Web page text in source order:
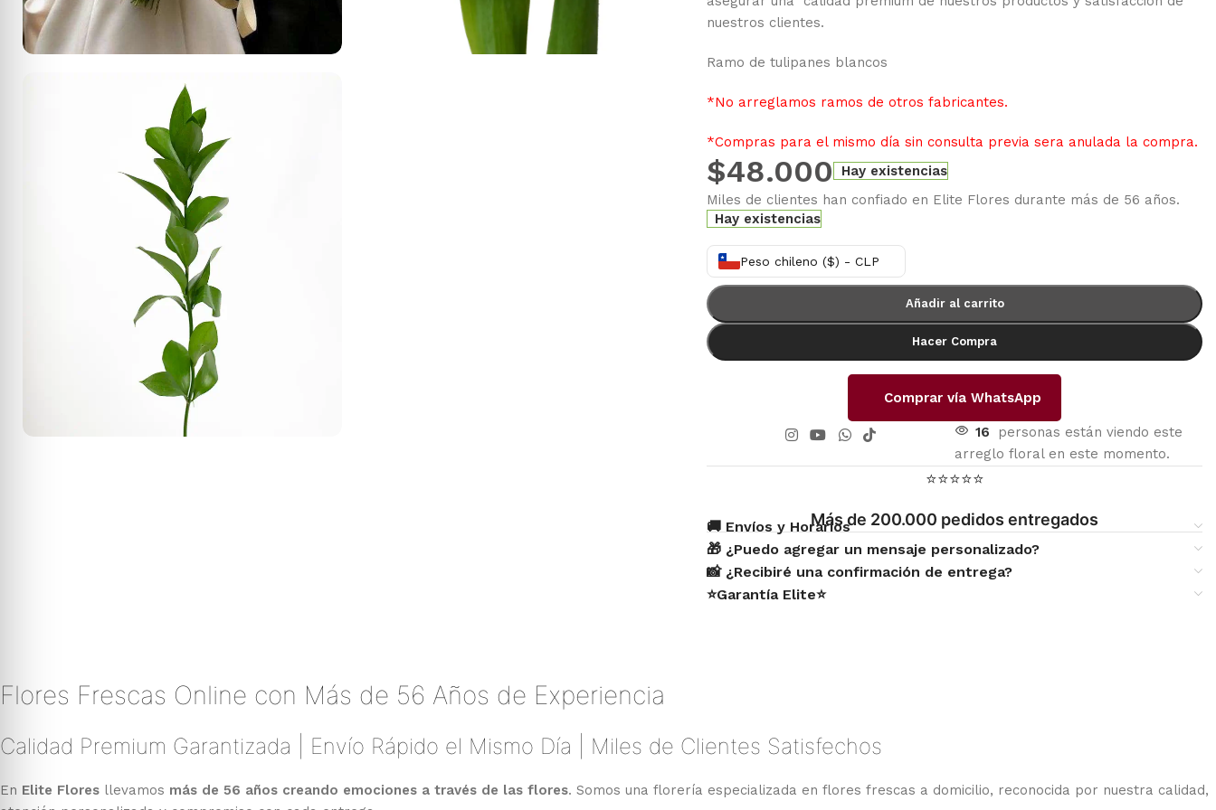
nuestros clientes.
Ramo de tulipanes blancos
*No arreglamos ramos de otros fabricantes.
*Compras para el mismo día sin consulta previa sera anulada la compra.
$48.000 Hay existencias
Miles de clientes han confiado en Elite Flores durante más de 56 años.
Hay existencias
Peso chileno ($) - CLP
Añadir al carrito
Hacer Compra
Comprar vía WhatsApp
16
personas están viendo este
arreglo floral en este momento.
⭐⭐⭐⭐⭐
Más de 200.000 pedidos entregados
🚚 Envíos y Horarios
🎁 ¿Puedo agregar un mensaje personalizado?
📸 ¿Recibiré una confirmación de entrega?
⭐Garantía Elite⭐
Flores Frescas Online con Más de 56 Años de Experiencia
Calidad Premium Garantizada | Envío Rápido el Mismo Día | Miles de Clientes Satisfechos
En Elite Flores llevamos más de 56 años creando emociones a través de las flores. Somos una florería especializada en flores frescas a domicilio, reconocida por nuestra calidad,